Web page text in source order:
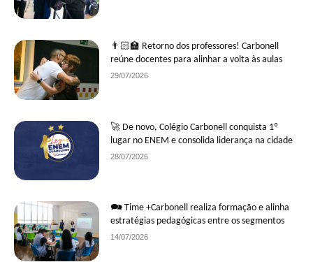
👨🏻‍🏫 Retorno dos professores! Carbonell
reúne docentes para alinhar a volta às aulas
29/07/2026
🚀 De novo, Colégio Carbonell conquista 1º
lugar no ENEM e consolida liderança na cidade
28/07/2026
🗪 Time +Carbonell realiza formação e alinha
estratégias pedagógicas entre os segmentos
14/07/2026